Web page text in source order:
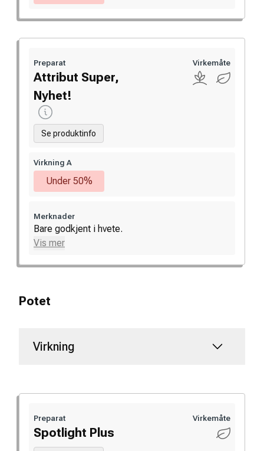
Preparat
Attribut Super,
Nyhet!
Se produktinfo
Virkemåte
Virkning A
Under 50%
Merknader
Bare godkjent i hvete.
Vis mer
Potet
Virkning
Preparat
Spotlight Plus
Virkemåte